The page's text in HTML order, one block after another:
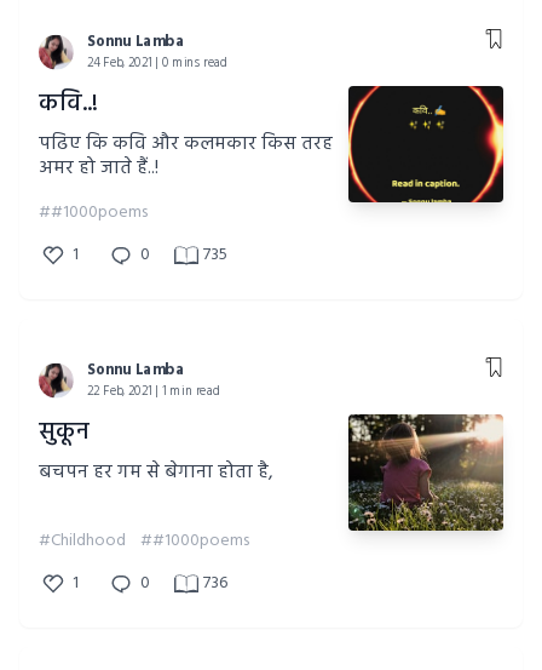
Sonnu Lamba
24 Feb, 2021 | 0 mins read
कवि..!
पढिए कि कवि और कलमकार किस तरह
अमर हो जाते हैं..!
##1000poems
1
0 735
Sonnu Lamba
22 Feb, 2021 | 1 min read
सुकून
बचपन हर गम से बेगाना होता है,
#Childhood ##1000poems
1
0 736